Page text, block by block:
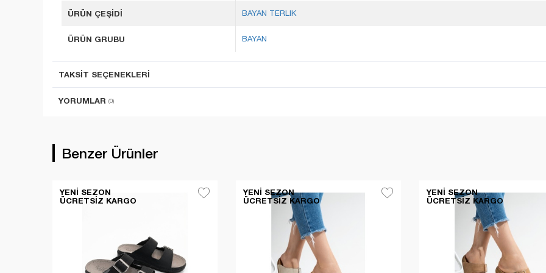
ÜRÜN ÇEŞİDİ BAYAN TERLIK
ÜRÜN GRUBU BAYAN
TAKSIT SEÇENEKLERI
YORUMLAR (0)
Benzer Ürünler
YENI SEZON
ÜCRETSIZ KARGO
YENI SEZON
ÜCRETSIZ KARGO
YENI SEZON
ÜCRETSIZ KARGO